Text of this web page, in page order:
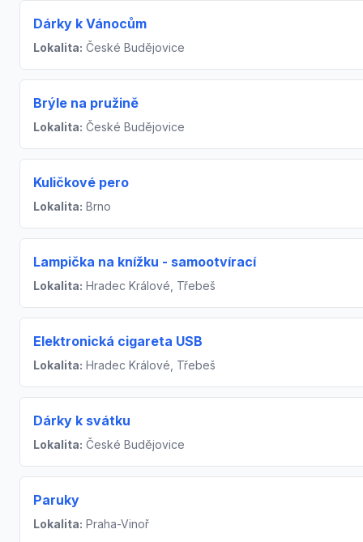
Dárky k Vánocům
Lokalita: České Budějovice
Brýle na pružině
Lokalita: České Budějovice
Kuličkové pero
Lokalita: Brno
Lampička na knížku - samootvírací
Lokalita: Hradec Králové, Třebeš
Elektronická cigareta USB
Lokalita: Hradec Králové, Třebeš
Dárky k svátku
Lokalita: České Budějovice
Paruky
Lokalita: Praha-Vinoř